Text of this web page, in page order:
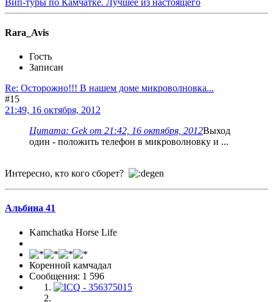
Вип-туры по Камчатке. Лучшее из настоящего
Rara_Avis
Гость
Записан
Re: Осторожно!!! В нашем доме микроволновка...
#15
21:49, 16 октября, 2012
Цитата: Gek от 21:42, 16 октября, 2012Выход
один - положить телефон в микроволновку и ...
Интересно, кто кого сборет?
Альбина 41
Kamchatka Horse Life
Коренной камчадал
Сообщения: 1 596